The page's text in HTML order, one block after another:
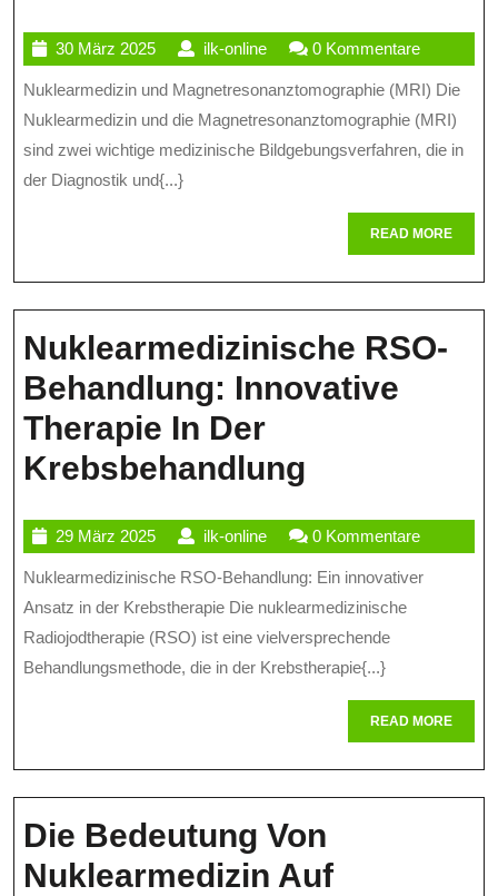
Die
Von
In
Der
30 März 202530
März
2025
ilk-onlineilk-
online
0 Kommentare
Nuklearmedizin und Magnetresonanztomographie (MRI) Die
Nuklearmedizin und die Magnetresonanztomographie (MRI)
sind zwei wichtige medizinische Bildgebungsverfahren, die in
der Diagnostik und{...}
READ MOREREAD
MORE
Nuklearmedizinische RSO-
Behandlung: Innovative
Therapie In Der
Krebsbehandlung
Innovative
Therapie
In
Der
29 März 202529
März
2025
ilk-onlineilk-
online
0 Kommentare
Nuklearmedizinische RSO-Behandlung: Ein innovativer
Ansatz in der Krebstherapie Die nuklearmedizinische
Radiojodtherapie (RSO) ist eine vielversprechende
Behandlungsmethode, die in der Krebstherapie{...}
READ MOREREAD
MORE
Die Bedeutung Von
Nuklearmedizin Auf